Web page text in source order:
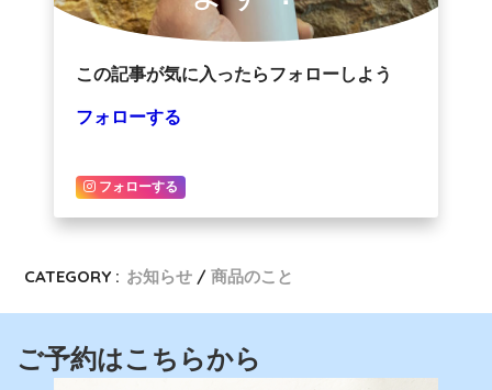
この記事が気に入ったらフォローしよう
フォローする
フォローする
CATEGORY : お知らせ 商品のこと
ご予約はこちらから